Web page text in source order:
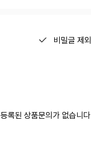
비밀글 제외
등록된 상품문의가 없습니다